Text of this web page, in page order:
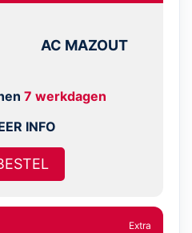
AC MAZOUT
7 werkdagen
INFO
Extra